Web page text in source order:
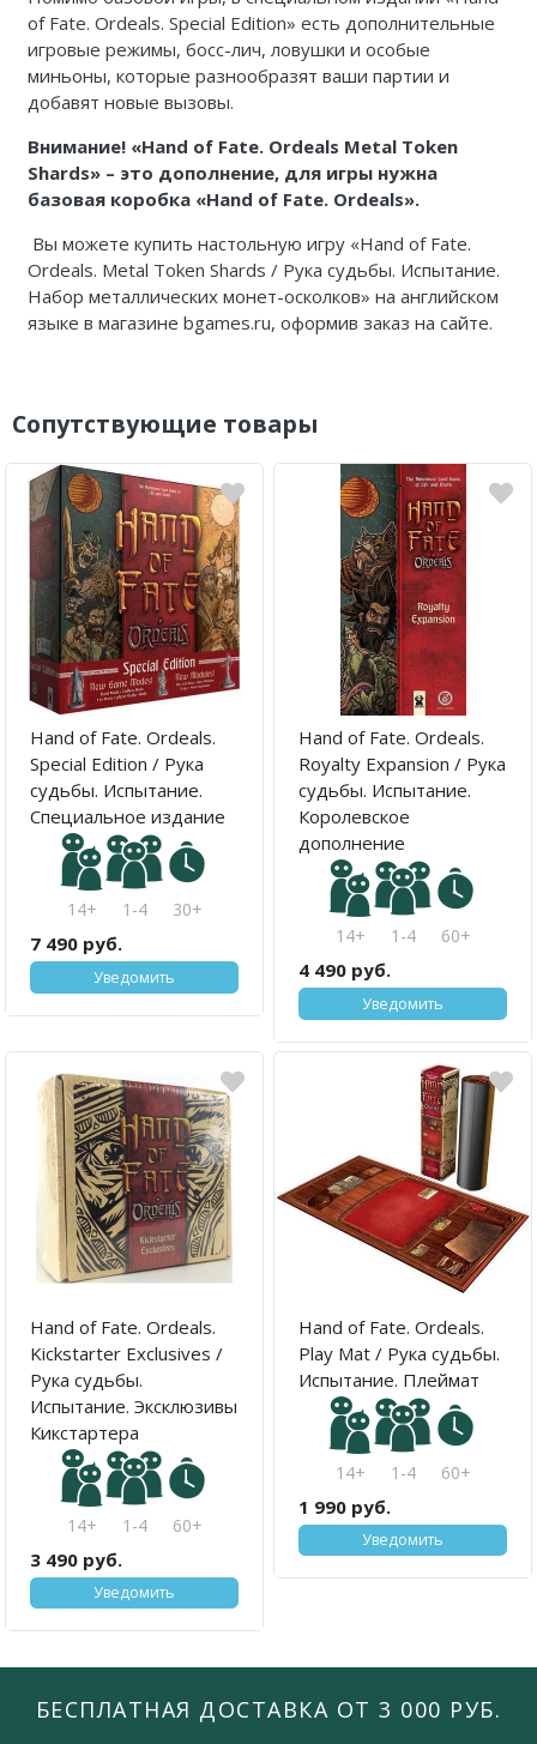
of Fate. Ordeals. Special Edition» есть дополнительные
игровые режимы, босс-лич, ловушки и особые
миньоны, которые разнообразят ваши партии и
добавят новые вызовы.
Внимание! «Hand of Fate. Ordeals Metal Token
Shards» – это дополнение, для игры нужна
базовая коробка«Hand of Fate. Ordeals».
Вы можете купить настольную игру «Hand of Fate.
Ordeals. Metal Token Shards / Рука судьбы. Испытание.
Набор металлических монет-осколков» на английском
языке в магазине bgames.ru, оформив заказ на сайте.
Сопутствующие товары
Hand of Fate. Ordeals.
Special Edition / Рука
судьбы. Испытание.
Специальное издание
14+ 1-4 30+
7 490 руб.
Уведомить
Hand of Fate. Ordeals.
Royalty Expansion / Рука
судьбы. Испытание.
Королевское
дополнение
14+ 1-4 60+
4 490 руб.
Уведомить
Hand of Fate. Ordeals.
Kickstarter Exclusives /
Рука судьбы.
Испытание. Эксклюзивы
Кикстартера
14+ 1-4 60+
3 490 руб.
Уведомить
Hand of Fate. Ordeals.
Play Mat / Рука судьбы.
Испытание. Плеймат
14+ 1-4 60+
1 990 руб.
Уведомить
БЕСПЛАТНАЯ ДОСТАВКА ОТ 3 000 РУБ.